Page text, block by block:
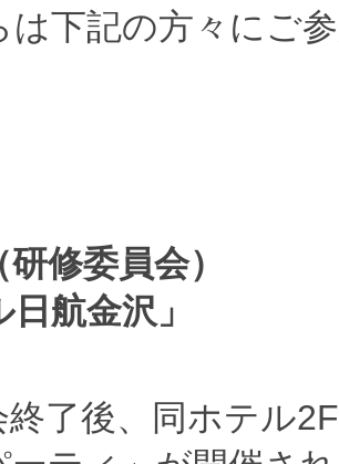
は下記の方々にご
研修委員会）
日航金沢」
終了後、同ホテル